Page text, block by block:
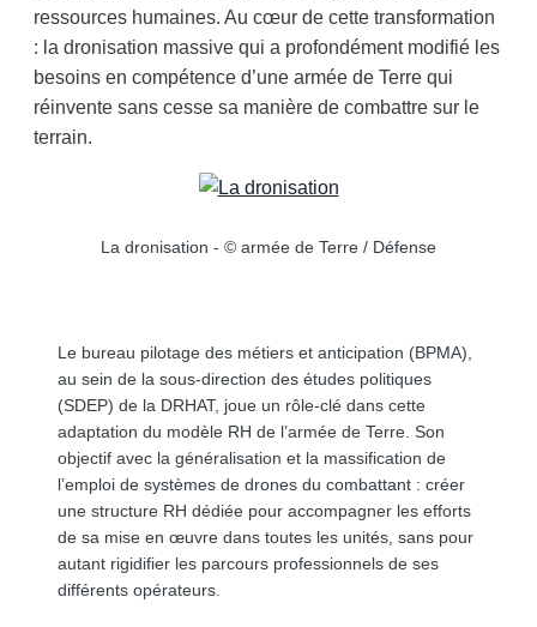
ressources humaines. Au cœur de cette transformation
: la dronisation massive qui a profondément modifié les
besoins en compétence d’une armée de Terre qui
réinvente sans cesse sa manière de combattre sur le
terrain.
La dronisation - © armée de Terre / Défense
Le bureau pilotage des métiers et anticipation (BPMA),
au sein de la sous-direction des études politiques
(SDEP) de la DRHAT, joue un rôle-clé dans cette
adaptation du modèle RH de l’armée de Terre. Son
objectif avec la généralisation et la massification de
l’emploi de systèmes de drones du combattant : créer
une structure RH dédiée pour accompagner les efforts
de sa mise en œuvre dans toutes les unités, sans pour
autant rigidifier les parcours professionnels de ses
différents opérateurs.